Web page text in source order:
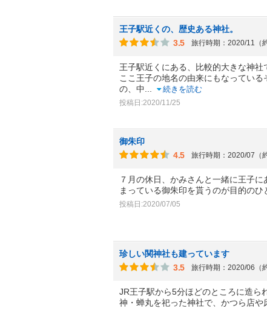
王子駅近くの、歴史ある神社。
3.5
旅行時期：2020/11（
王子駅近くにある、比較的大きな神社
ここ王子の地名の由来にもなってい
の、中
続きを読む
投稿日:2020/11/25
御朱印
4.5
旅行時期：2020/07（
７月の休日、かみさんと一緒に王子
まっている御朱印を貰うのが目的のひ
投稿日:2020/07/05
珍しい関神社も建っています
3.5
旅行時期：2020/06（
JR王子駅から5分ほどのところに造ら
神・蝉丸を祀った神社で、かつら店や